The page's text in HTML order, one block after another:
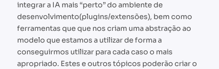
integrar a IA mais “perto” do ambiente de
desenvolvimento(plugins/extensões), bem como
ferramentas que que nos criam uma abstração ao
modelo que estamos a utilizar de forma a
conseguirmos utilizar para cada caso o mais
apropriado. Estes e outros tópicos poderão criar o